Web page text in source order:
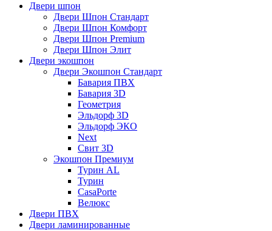
Двери шпон
Двери Шпон Стандарт
Двери Шпон Комфорт
Двери Шпон Premium
Двери Шпон Элит
Двери экошпон
Двери Экошпон Стандарт
Бавария ПВХ
Бавария 3D
Геометрия
Эльдорф 3D
Эльдорф ЭКО
Next
Свит 3D
Экошпон Премиум
Турин AL
Турин
CasaPorte
Велюкс
Двери ПВХ
Двери ламинированные